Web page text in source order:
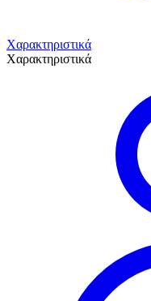
Χαρακτηριστικά
Χαρακτηριστικά